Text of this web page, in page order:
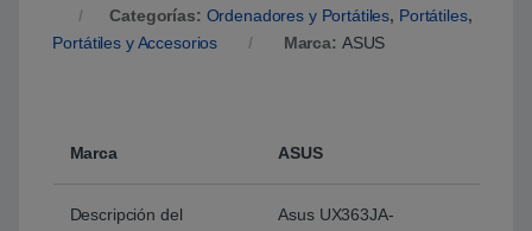
Categorías: Ordenadores y Portátiles, Portátiles,
Portátiles y Accesorios
Marca: ASUS
Marca ASUS
Descripción del
Asus UX363JA-